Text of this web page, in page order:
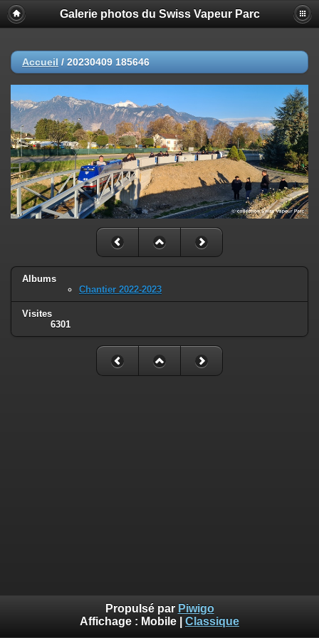
Galerie photos du Swiss Vapeur Parc
Accueil / 20230409 185646
Albums
Chantier 2022-2023
Visites
6301
Propulsé par Piwigo
Affichage : Mobile Classique